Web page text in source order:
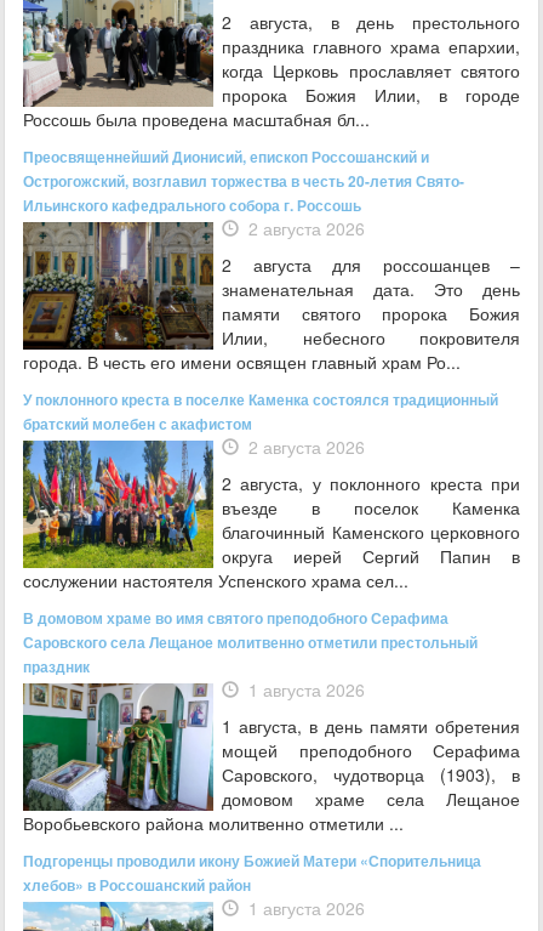
2 августа, в день престольного
праздника главного храма епархии,
когда Церковь прославляет святого
пророка Божия Илии, в городе
Россошь была проведена масштабная бл...
Преосвященнейший Дионисий, епископ Россошанский и
Острогожский, возглавил торжества в честь 20-летия Свято-
Ильинского кафедрального собора г. Россошь
2 августа 2026
2 августа для россошанцев –
знаменательная дата. Это день
памяти святого пророка Божия
Илии, небесного покровителя
города. В честь его имени освящен главный храм Ро...
У поклонного креста в поселке Каменка состоялся традиционный
братский молебен с акафистом
2 августа 2026
2 августа, у поклонного креста при
въезде в поселок Каменка
благочинный Каменского церковного
округа иерей Сергий Папин в
сослужении настоятеля Успенского храма сел...
В домовом храме во имя святого преподобного Серафима
Саровского села Лещаное молитвенно отметили престольный
праздник
1 августа 2026
1 августа, в день памяти обретения
мощей преподобного Серафима
Саровского, чудотворца (1903), в
домовом храме села Лещаное
Воробьевского района молитвенно отметили ...
Подгоренцы проводили икону Божией Матери «Спорительница
хлебов» в Россошанский район
1 августа 2026